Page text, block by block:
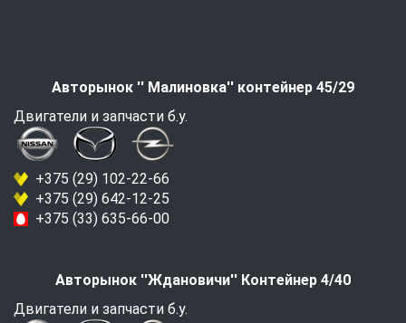
Авторынок '' Малиновка'' контейнер 45/29
Двигатели и запчасти б.у.
+375 (29) 102-22-66
+375 (29) 642-12-25
+375 (33) 635-66-00
Авторынок ''Ждановичи'' Контейнер 4/40
Двигатели и запчасти б.у.